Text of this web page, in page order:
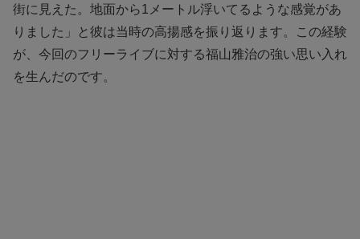
街に見えた。地面から1メートル浮いてるような感覚があ
りました」と彼は当時の高揚感を振り返ります。この経験
が、今回のフリーライブに対する福山雅治の強い思い入れ
を生んだのです。